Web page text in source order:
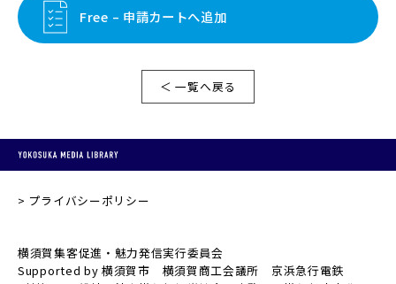
Free – 申請カートへ追加
＜ 一覧へ戻る
プライバシーポリシー
横須賀集客促進・魅力発信実行委員会
Supported by 横須賀市 横須賀商工会議所 京浜急行電鉄